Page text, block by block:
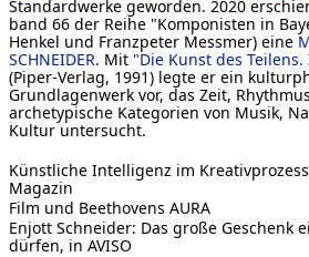
Standardwerke geworden. 2020
band 66 der Reihe "Komponisten in
Henkel und Franzpeter Messmer) eine
SCHNEIDER. Mit "Die Kunst des
(Piper-Verlag, 1991) legte er ein
Grundlagenwerk vor, das Zeit,
archetypische Kategorien von Musik,
Kultur untersucht.
Künstliche Intelligenz im
Magazin
Film und Beethovens AURA
Enjott Schneider: Das große Geschenk
dürfen, in AVISO